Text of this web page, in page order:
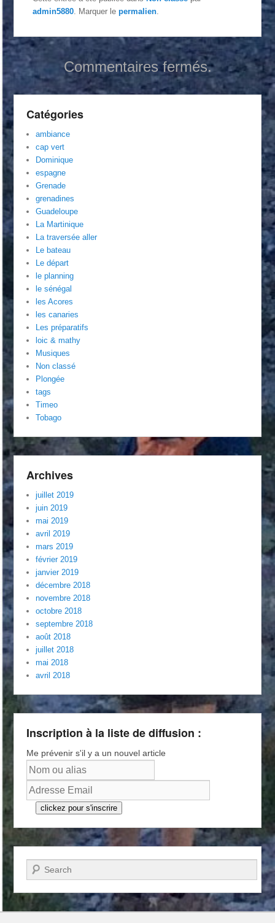
admin5880 . Marquer lepermalien
Commentaires fermés.
Catégories
ambiance
cap vert
Dominique
espagne
Grenade
grenadines
Guadeloupe
La Martinique
La traversée aller
Le bateau
Le départ
le planning
le sénégal
les Acores
les canaries
Les préparatifs
loic & mathy
Musiques
Non classé
Plongée
tags
Timeo
Tobago
Archives
juillet 2019
juin 2019
mai 2019
avril 2019
mars 2019
février 2019
janvier 2019
décembre 2018
novembre 2018
octobre 2018
septembre 2018
août 2018
juillet 2018
mai 2018
avril 2018
Inscription à la liste de diffusion :
Me prévenir s'il y a un nouvel article
clickez pour s'inscrire
Recherche